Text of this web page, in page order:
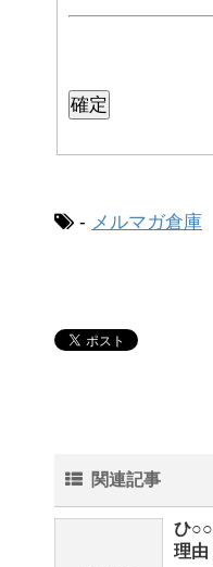
- メルマガ倉庫
関連記事
ひ
理由